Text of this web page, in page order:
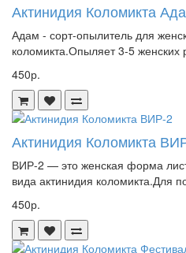
Актинидия Коломикта
Адам - сорт-опылитель для
коломикта.Опыляет 3-5 женских
450р.
Актинидия Коломикта
ВИР-2 — это женская форма
вида актинидия коломикта.Для
450р.